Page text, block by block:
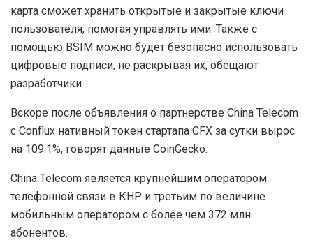
карта сможет хранить открытые и закрытые ключи
пользователя, помогая управлять ими. Также с
помощью BSIM можно будет безопасно использовать
цифровые подписи, не раскрывая их, обещают
разработчики.
Вскоре после объявления о партнерстве China Telecom
с Conflux нативный токен стартапа CFX за сутки вырос
на 109.1%, говорят данные CoinGecko.
China Telecom является крупнейшим оператором
телефонной связи в КНР и третьим по величине
мобильным оператором с более чем 372 млн
абонентов.